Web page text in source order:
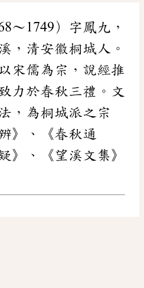
～1749）字鳳九，
，清安徽桐城人。
宋儒為宗，說經推
力於春秋三禮。文
，為桐城派之宗
》、《春秋通
》、《望溪文集》